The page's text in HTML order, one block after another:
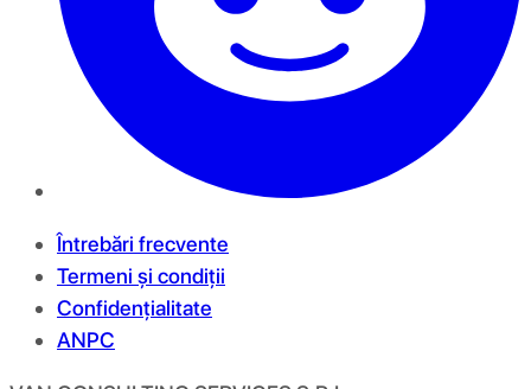
Întrebări frecvente
Termeni și condiții
Confidențialitate
ANPC